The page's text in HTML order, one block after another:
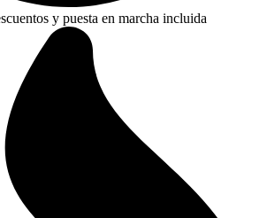
y puesta en marcha incluida